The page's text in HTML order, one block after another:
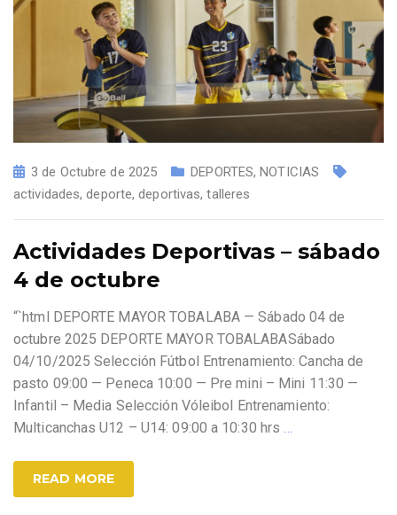
3 de Octubre de 2025 DEPORTES,NOTICIAS
actividades,deporte,deportivas,talleres
Actividades Deportivas – sábado
4 de octubre
“`html DEPORTE MAYOR TOBALABA — Sábado 04 de
octubre 2025 DEPORTE MAYOR TOBALABASábado
04/10/2025 Selección Fútbol Entrenamiento: Cancha de
pasto 09:00 — Peneca 10:00 — Pre mini – Mini 11:30 —
Infantil – Media Selección Vóleibol Entrenamiento:
Multicanchas U12 – U14: 09:00 a 10:30 hrs…
READ MORE